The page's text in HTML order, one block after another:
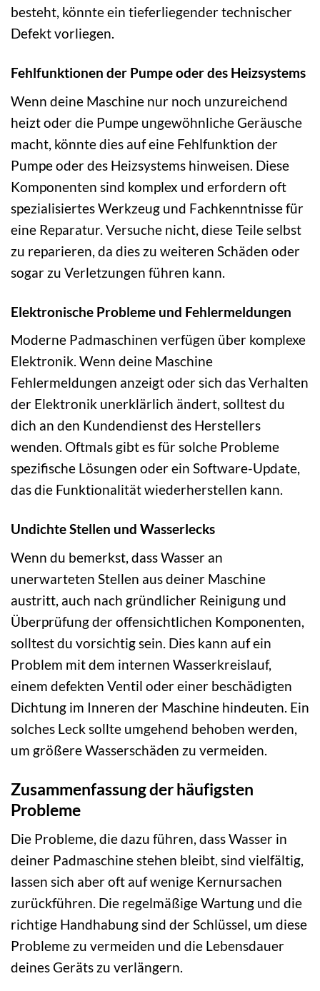
besteht, könnte ein tieferliegender technischer
Defekt vorliegen.
Fehlfunktionen der Pumpe oder des Heizsystems
Wenn deine Maschine nur noch unzureichend
heizt oder die Pumpe ungewöhnliche Geräusche
macht, könnte dies auf eine Fehlfunktion der
Pumpe oder des Heizsystems hinweisen. Diese
Komponenten sind komplex und erfordern oft
spezialisiertes Werkzeug und Fachkenntnisse für
eine Reparatur. Versuche nicht, diese Teile selbst
zu reparieren, da dies zu weiteren Schäden oder
sogar zu Verletzungen führen kann.
Elektronische Probleme und Fehlermeldungen
Moderne Padmaschinen verfügen über komplexe
Elektronik. Wenn deine Maschine
Fehlermeldungen anzeigt oder sich das Verhalten
der Elektronik unerklärlich ändert, solltest du
dich an den Kundendienst des Herstellers
wenden. Oftmals gibt es für solche Probleme
spezifische Lösungen oder ein Software-Update,
das die Funktionalität wiederherstellen kann.
Undichte Stellen und Wasserlecks
Wenn du bemerkst, dass Wasser an
unerwarteten Stellen aus deiner Maschine
austritt, auch nach gründlicher Reinigung und
Überprüfung der offensichtlichen Komponenten,
solltest du vorsichtig sein. Dies kann auf ein
Problem mit dem internen Wasserkreislauf,
einem defekten Ventil oder einer beschädigten
Dichtung im Inneren der Maschine hindeuten. Ein
solches Leck sollte umgehend behoben werden,
um größere Wasserschäden zu vermeiden.
Zusammenfassung der häufigsten
Probleme
Die Probleme, die dazu führen, dass Wasser in
deiner Padmaschine stehen bleibt, sind vielfältig,
lassen sich aber oft auf wenige Kernursachen
zurückführen. Die regelmäßige Wartung und die
richtige Handhabung sind der Schlüssel, um diese
Probleme zu vermeiden und die Lebensdauer
deines Geräts zu verlängern.